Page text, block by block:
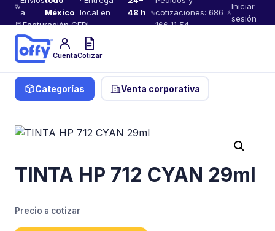
a
México local en
48 h
Facturación CFDI
cotizaciones: 686
166 11 54
Iniciar
sesión
CuentaCotizar
Categorías Venta corporativa
TINTA HP 712 CYAN 29ml
Precio a cotizar